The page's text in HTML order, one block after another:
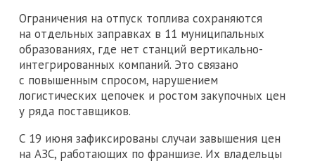
Ограничения на отпуск топлива сохраняются
на отдельных заправках в 11 муниципальных
образованиях, где нет станций вертикально-
интегрированных компаний. Это связано
с повышенным спросом, нарушением
логистических цепочек и ростом закупочных цен
у ряда поставщиков.
С 19 июня зафиксированы случаи завышения цен
на АЗС, работающих по франшизе. Их владельцы